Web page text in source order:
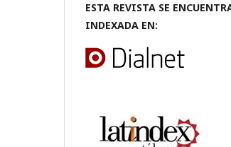
ESTA REVISTA SE
INDEXADA EN: